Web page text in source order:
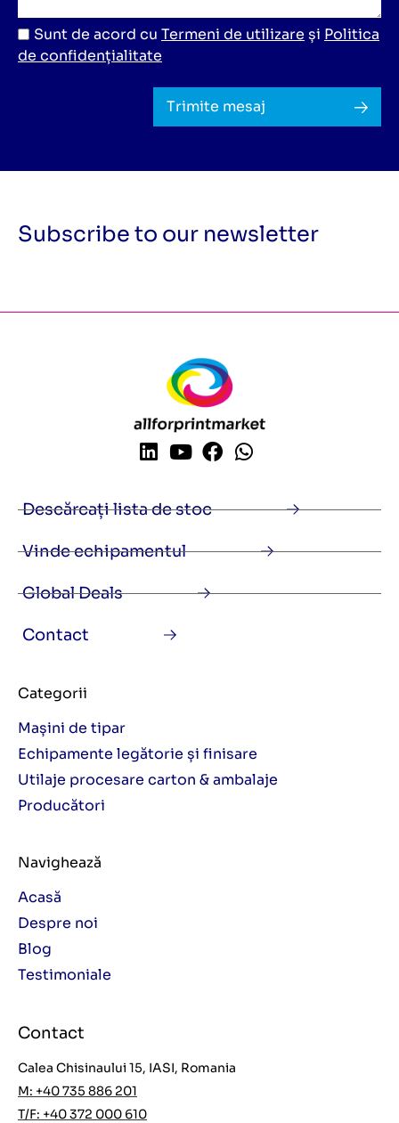
Sunt de acord cu Termeni de utilizare și Politica
de confidențialitate
Trimite mesaj
Subscribe to our newsletter
Descărcați lista de stoc
Vinde echipamentul
Global Deals
Contact
Categorii
Mașini de tipar
Echipamente legătorie și finisare
Utilaje procesare carton & ambalaje
Producători
Navighează
Acasă
Despre noi
Blog
Testimoniale
Contact
Calea Chisinaului 15, IASI, Romania
M: +40 735 886 201
T/F: +40 372 000 610